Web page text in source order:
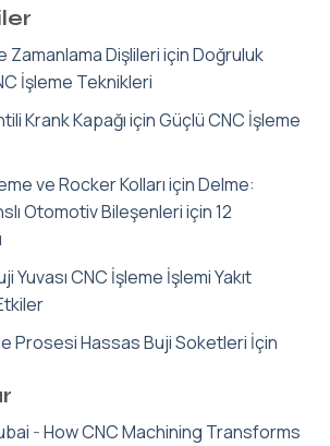
Zamanlama Dişlileri için Doğruluk
İşleme Teknikleri
Krank Kapağı için Güçlü CNC İşleme
ve Rocker Kolları için Delme:
Otomotiv Bileşenleri için 12
Yuvası CNC İşleme İşlemi Yakıt
Prosesi Hassas Buji Soketleri İçin
-How CNC Machining Transforms